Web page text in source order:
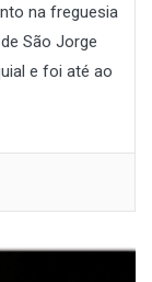
na freguesia
São Jorge
e foi até ao